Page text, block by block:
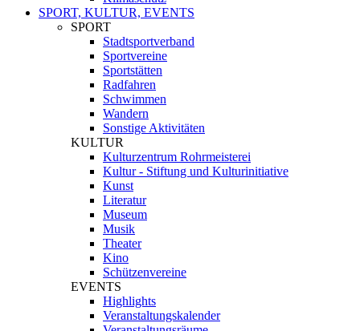
SPORT, KULTUR, EVENTS
SPORT
Stadtsportverband
Sportvereine
Sportstätten
Radfahren
Schwimmen
Wandern
Sonstige Aktivitäten
KULTUR
Kulturzentrum Rohrmeisterei
Kultur - Stiftung und Kulturinitiative
Kunst
Literatur
Museum
Musik
Theater
Kino
Schützenvereine
EVENTS
Highlights
Veranstaltungskalender